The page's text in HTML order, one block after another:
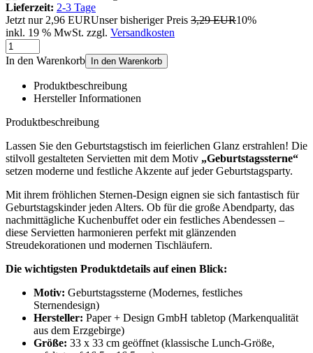
Lieferzeit: 2-3 Tage
Jetzt nur 2,96 EURUnser bisheriger Preis 3,29 EUR10%
inkl. 19 % MwSt. zzgl. Versandkosten
In den Warenkorb In den Warenkorb
Produktbeschreibung
Hersteller Informationen
Produktbeschreibung
Lassen Sie den Geburtstagstisch im feierlichen Glanz erstrahlen! Die
stilvoll gestalteten Servietten mit dem Motiv „Geburtstagssterne“
setzen moderne und festliche Akzente auf jeder Geburtstagsparty.
Mit ihrem fröhlichen Sternen-Design eignen sie sich fantastisch für
Geburtstagskinder jeden Alters. Ob für die große Abendparty, das
nachmittägliche Kuchenbuffet oder ein festliches Abendessen –
diese Servietten harmonieren perfekt mit glänzenden
Streudekorationen und modernen Tischläufern.
Die wichtigsten Produktdetails auf einen Blick:
Motiv: Geburtstagssterne (Modernes, festliches
Sternendesign)
Hersteller: Paper + Design GmbH tabletop (Markenqualität
aus dem Erzgebirge)
Größe: 33 x 33 cm geöffnet (klassische Lunch-Größe,